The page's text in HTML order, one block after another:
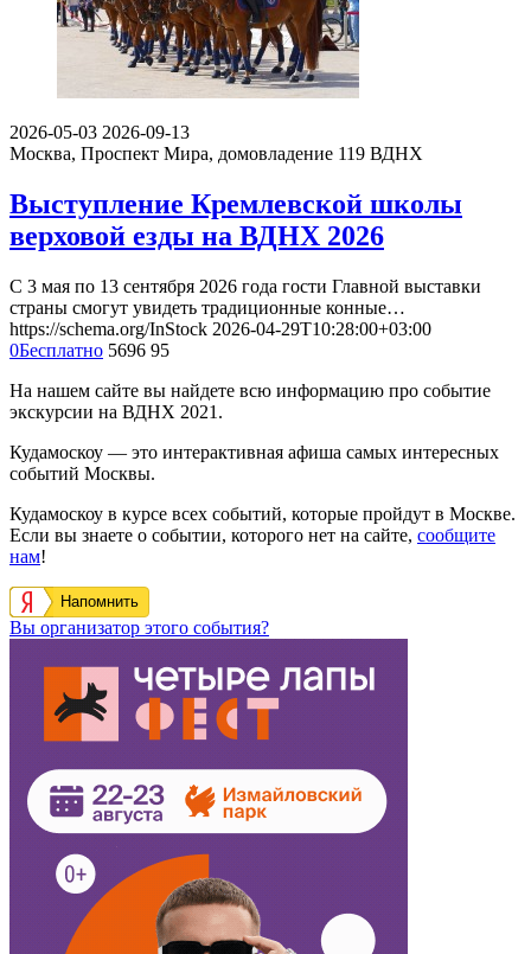
2026-05-03 2026-09-13
Москва, Проспект Мира, домовладение 119 ВДНХ
Выступление Кремлевской школы
верховой езды на ВДНХ 2026
С 3 мая по 13 сентября 2026 года гости Главной выставки
страны смогут увидеть традиционные конные…
https://schema.org/InStock 2026-04-29T10:28:00+03:00
0Бесплатно 5696 95
На нашем сайте вы найдете всю информацию про событие
экскурсии на ВДНХ 2021.
Кудамоскоу — это интерактивная афиша самых интересных
событий Москвы.
Кудамоскоу в курсе всех событий, которые пройдут в Москве.
Если вы знаете о событии, которого нет на сайте, сообщите
нам!
Напомнить
Вы организатор этого события?